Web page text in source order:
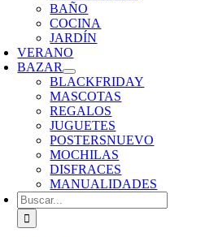
BAÑO
COCINA
JARDÍN
VERANO
BAZAR
BLACKFRIDAY
MASCOTAS
REGALOS
JUGUETES
POSTERSNUEVO
MOCHILAS
DISFRACES
MANUALIDADES
Buscar: